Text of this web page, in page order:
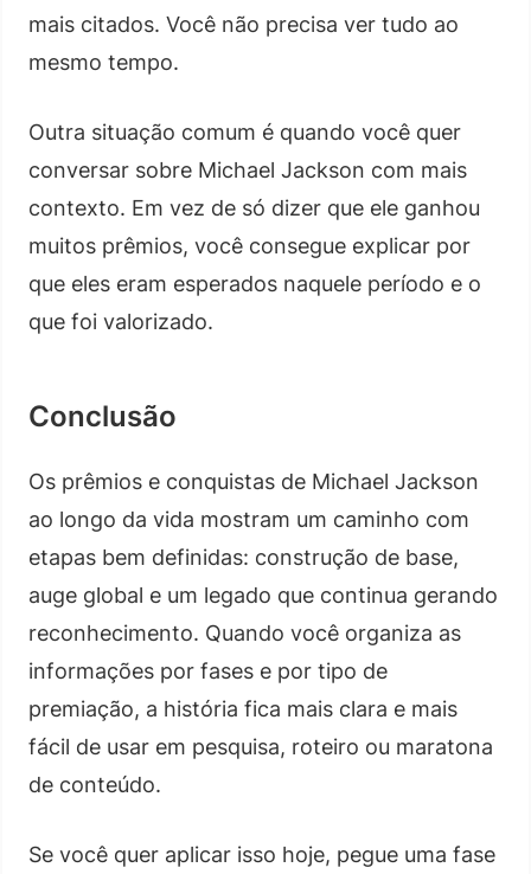
mais citados. Você não precisa ver tudo ao
mesmo tempo.
Outra situação comum é quando você quer
conversar sobre Michael Jackson com mais
contexto. Em vez de só dizer que ele ganhou
muitos prêmios, você consegue explicar por
que eles eram esperados naquele período e o
que foi valorizado.
Conclusão
Os prêmios e conquistas de Michael Jackson
ao longo da vida mostram um caminho com
etapas bem definidas: construção de base,
auge global e um legado que continua gerando
reconhecimento. Quando você organiza as
informações por fases e por tipo de
premiação, a história fica mais clara e mais
fácil de usar em pesquisa, roteiro ou maratona
de conteúdo.
Se você quer aplicar isso hoje, pegue uma fase